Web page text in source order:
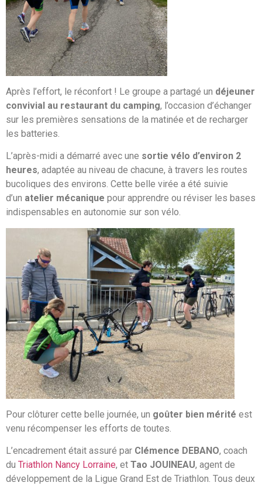
Après l’effort, le réconfort ! Le groupe a partagé un déjeuner
convivial au restaurant du camping, l’occasion d’échanger
sur les premières sensations de la matinée et de recharger
les batteries.
L’après-midi a démarré avec une sortie vélo d’environ 2
heures, adaptée au niveau de chacune, à travers les routes
bucoliques des environs. Cette belle virée a été suivie
d’un atelier mécanique pour apprendre ou réviser les bases
indispensables en autonomie sur son vélo.
Pour clôturer cette belle journée, un goûter bien mérité est
venu récompenser les efforts de toutes.
L’encadrement était assuré par Clémence DEBANO, coach
du Triathlon Nancy Lorraine, et Tao JOUINEAU, agent de
développement de la Ligue Grand Est de Triathlon. Tous deux